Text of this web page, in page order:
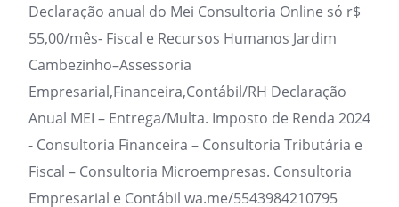
Declaração anual do Mei Consultoria Online só r$
55,00/mês- Fiscal e Recursos Humanos Jardim
Cambezinho–Assessoria
Empresarial,Financeira,Contábil/RH Declaração
Anual MEI – Entrega/Multa. Imposto de Renda 2024
- Consultoria Financeira – Consultoria Tributária e
Fiscal – Consultoria Microempresas. Consultoria
Empresarial e Contábil wa.me/5543984210795